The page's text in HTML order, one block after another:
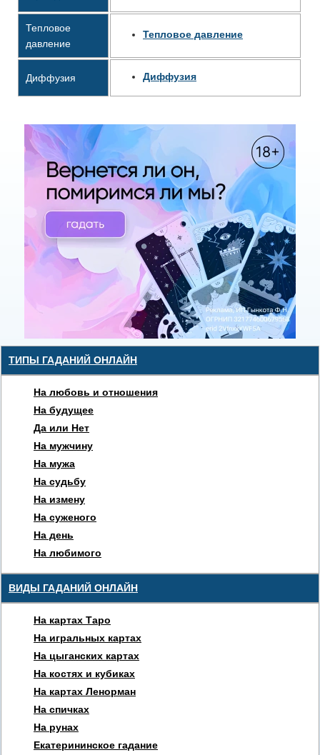
Тепловое
давление
Тепловое давление
Диффузия Диффузия
ТИПЫ ГАДАНИЙ ОНЛАЙН
На любовь и отношения
На будущее
Да или Нет
На мужчину
На мужа
На судьбу
На измену
На суженого
На день
На любимого
ВИДЫ ГАДАНИЙ ОНЛАЙН
На картах Таро
На игральных картах
На цыганских картах
На костях и кубиках
На картах Ленорман
На спичках
На рунах
Екатерининское гадание